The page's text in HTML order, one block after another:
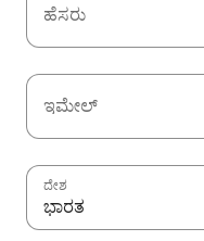
ಹೆಸರು
ಇಮೇಲ್
ದೇಶ
ಭಾರತ